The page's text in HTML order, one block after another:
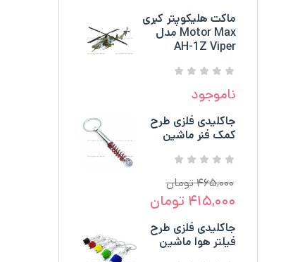
ماکت هلیکوپتر کبری
Motor Max مدل
AH-1Z Viper
ناموجود
جاکلیدی فلزی طرح
کمک فنر ماشین
۴۶۵,۰۰۰تومان
۴۱۵,۰۰۰ تومان
جاکلیدی فلزی طرح
فیلتر هوا ماشین